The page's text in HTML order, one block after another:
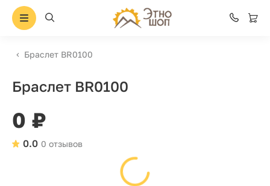
Браслет BR0100
Браслет BR0100
0 ₽
0 отзывов
0.0